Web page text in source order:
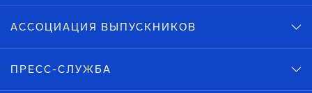
АССОЦИАЦИЯ ВЫПУСКНИКОВ
ПРЕСС-СЛУЖБА